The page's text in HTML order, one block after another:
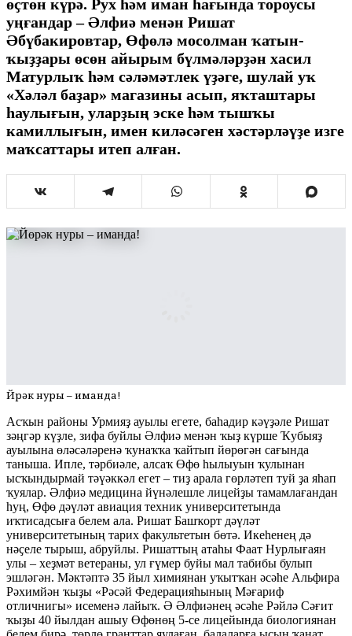
өҫтөн күрә. Рух һәм иман һағында тороусы
уңғандар – Әлфиә менән Ришат
Әбүбакировтар, Өфөлә мосолман ҡатын-
ҡыҙҙары өсөн айырым бүлмәләрҙән хасил
Матурлыҡ һәм сәләмәтлек үҙәге, шулай уҡ
«Хәләл баҙар» магазины асып, яҡташтары
һаулығын, уларҙың эске һәм тышҡы
камиллығын, имен киләсәген хәстәрләүҙе изге
маҡсаттары итеп алған.
Йөрәк нуры – иманда!
Асҡын районы Урмияҙ ауылы егете, баһадир кәүҙәле Ришат
зәңгәр күҙле, зифа буйлы Әлфиә менән ҡыҙ күрше Ҡубыяҙ
ауылына өләсәләренә ҡунаҡҡа ҡайтып йөрөгән сағында
таныша. Ипле, тәрбиәле, алсаҡ Өфө һылыуын ҡулынан
ысҡындырмай тәүәккәл егет – тиҙ арала гөрләтеп туй ҙа яһап
ҡуялар. Әлфиә медицина йүнәлешле лицейҙы тамамлағандан
һуң, Өфө дәүләт авиация техник университетында
иҡтисадсыға белем ала. Ришат Башҡорт дәүләт
университетының тарих факультетын бөтә. Икеһенең дә
нәҫеле тырыш, абруйлы. Ришаттың атаһы Фаат Нурлығаян
улы – хеҙмәт ветераны, ул ғүмер буйы мал табибы булып
эшләгән. Мәктәптә 35 йыл химиянан уҡытҡан әсәһе Альфира
Рәхимйән ҡыҙы «Рәсәй Федерацияһының Мәғариф
отличнигы» исеменә лайыҡ. Ә Әлфиәнең әсәһе Рәйлә Сәғит
ҡыҙы 40 йылдан ашыу Өфөнөң 5-се лицейында биологиянан